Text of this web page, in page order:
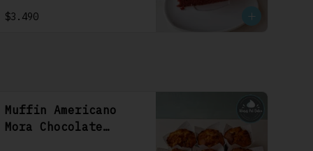
$3.490
Muffin Americano
Mora Chocolate